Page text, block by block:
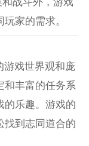
家的需求。
游戏世界观和庞
和丰富的任务系
的乐趣。游戏的
找到志同道合的